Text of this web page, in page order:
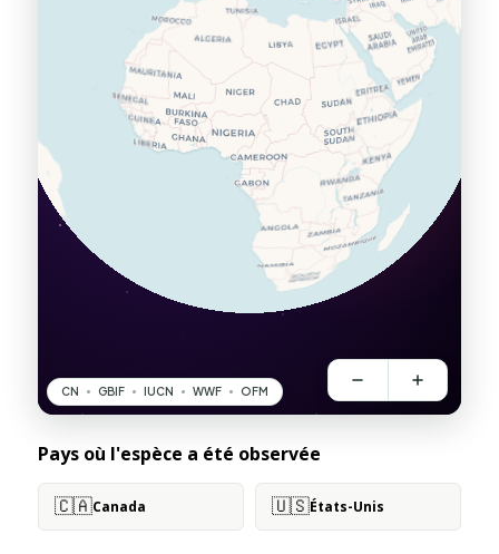
Pays où l'espèce a été observée
🇨🇦Canada 🇺🇸États-Unis